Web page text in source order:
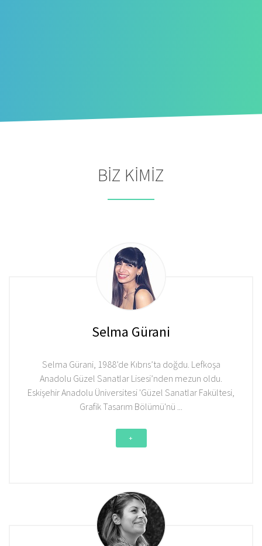
BİZ KİMİZ
Selma Gürani
Selma Gürani, 1988’de Kıbrıs’ta doğdu. Lefkoşa
Anadolu Güzel Sanatlar Lisesi’nden mezun oldu.
Eskişehir Anadolu Üniversitesi 'Güzel Sanatlar Fakültesi,
Grafik Tasarım Bölümü'nü ...
+